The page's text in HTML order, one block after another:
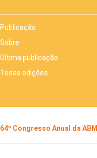
Publicação
Sobre
Última publicação
Todas edições
64º Congresso Anual da ABM